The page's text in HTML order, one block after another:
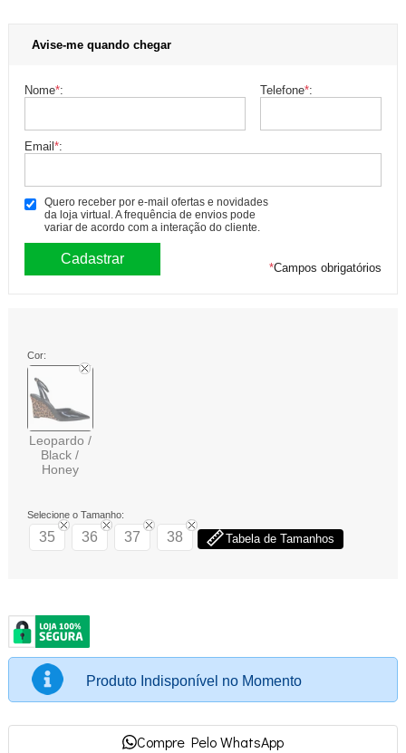
Avise-me quando chegar
Nome*: Telefone*:
Email*:
Quero receber por e-mail ofertas e novidades
da loja virtual. A frequência de envios pode
variar de acordo com a interação do cliente.
*Campos obrigatórios
Cor:
Leopardo /
Black /
Honey
Selecione o Tamanho:
35 36 37 38 Tabela de Tamanhos
Produto Indisponível no Momento
Compre Pelo WhatsApp